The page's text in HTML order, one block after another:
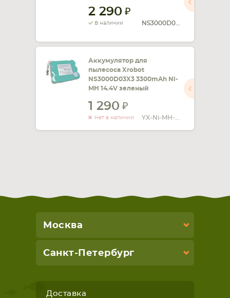
2 290
В наличии
Аккумулятор для
пылесоса Xrobot
NS3000D03X3 3300mAh Ni-
MH 14.4V зеленый
1 290
Нет в наличии
Москва
Санкт-Петербург
Доставка